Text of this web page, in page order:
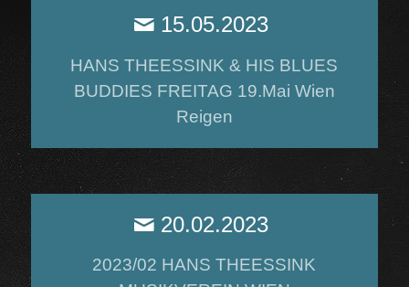
15.05.2023
HANS THEESSINK & HIS BLUES
BUDDIES FREITAG 19.Mai Wien
Reigen
20.02.2023
2023/02 HANS THEESSINK